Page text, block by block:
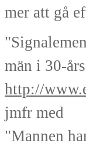
mer att gå
män i 30-
http://
jmfr med
"Mannen